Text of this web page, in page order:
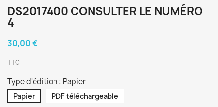
DS2017400 CONSULTER LE NUMÉRO
4
30,00 €
TTC
Type d'édition : Papier
Papier PDF téléchargeable